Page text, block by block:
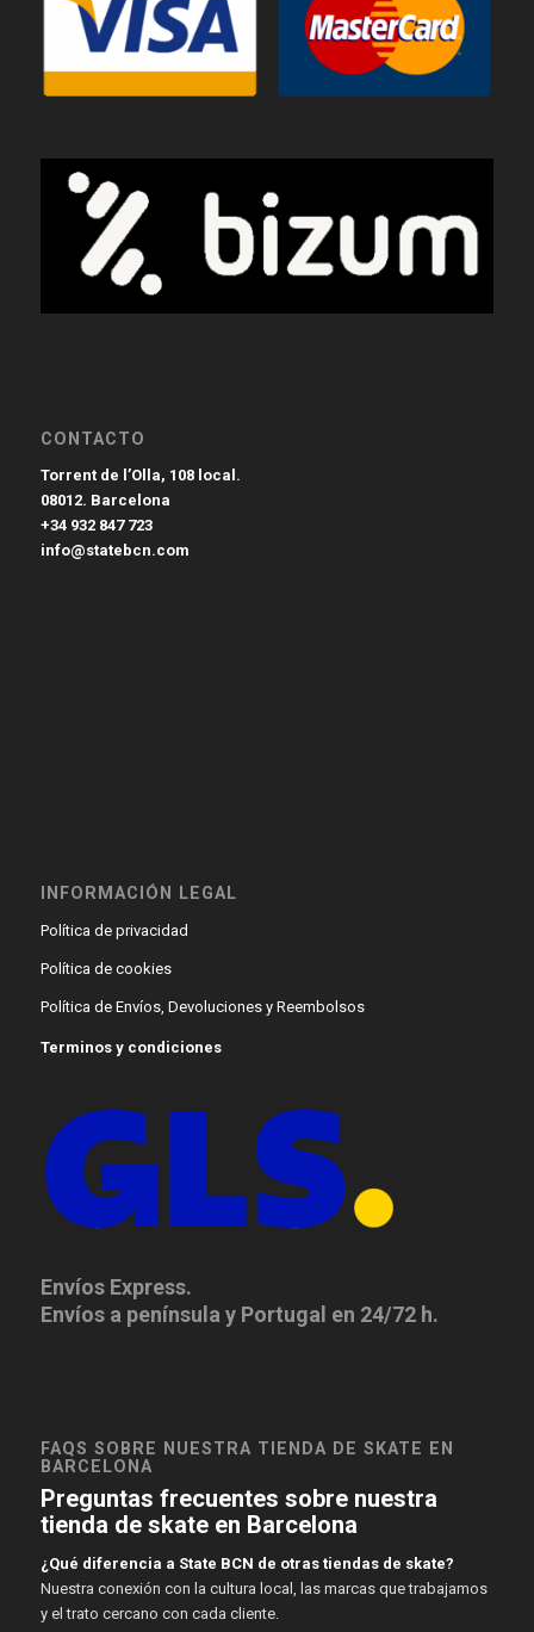
CONTACTO
Torrent de l’Olla, 108 local.
08012. Barcelona
+34 932 847 723
info@statebcn.com
INFORMACIÓN LEGAL
Política de privacidad
Política de cookies
Política de Envíos, Devoluciones y Reembolsos
Terminos y condiciones
Envíos Express.
Envíos a península y Portugal en 24/72 h.
FAQS SOBRE NUESTRA TIENDA DE SKATE EN
BARCELONA
Preguntas frecuentes sobre nuestra
tienda de skate en Barcelona
¿Qué diferencia a State BCN de otras tiendas de skate?
Nuestra conexión con la cultura local, las marcas que trabajamos
y el trato cercano con cada cliente.